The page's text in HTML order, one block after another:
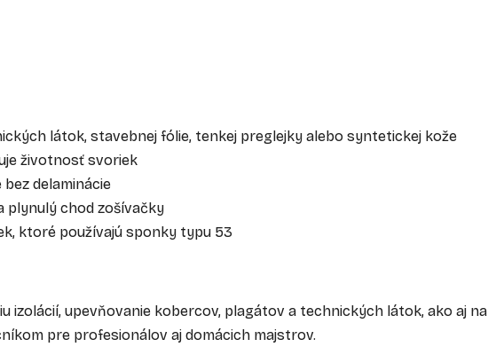
látok, stavebnej fólie, tenkej preglejky alebo syntetickej kože
životnosť svoriek
delaminácie
plynulý chod zošívačky
ktoré používajú sponky typu 53
izolácií, upevňovanie kobercov, plagátov a technických látok, ako aj na
pre profesionálov aj domácich majstrov.